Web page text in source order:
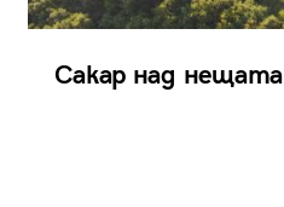
Сакар над нещата